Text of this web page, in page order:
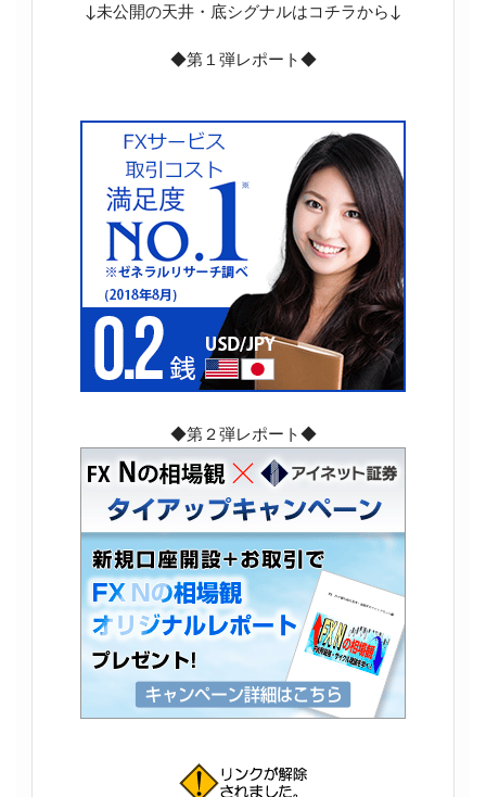
↓未公開の天井・底シグナルはコチラから↓
◆第１弾レポート◆
◆第２弾レポート◆